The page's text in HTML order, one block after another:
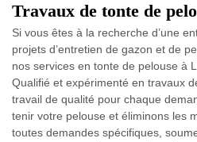
Travaux de tonte de
Si vous êtes à la recherche d’une
projets d’entretien de gazon et de
nos services en tonte de pelouse à
Qualifié et expérimenté en travaux
travail de qualité pour chaque
tenir votre pelouse et éliminons les
toutes demandes spécifiques,